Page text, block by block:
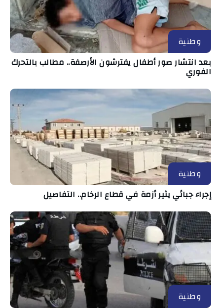
وطنية
بعد انتشار صور أطفال يفترشون الأرصفة.. مطالب بالتحرك
الفوري
وطنية
إجراء جبائي يثير أزمة في قطاع الرخام.. التفاصيل
وطنية